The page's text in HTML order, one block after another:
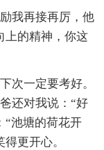
我再接再厉，他
上的精神，你这
一定要考好。
还对我说：“好
“池塘的荷花开
更开心。